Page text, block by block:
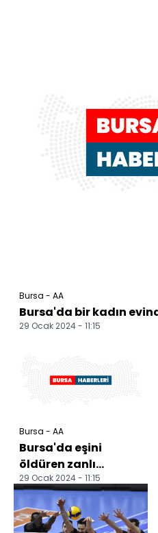
Bursa - AA
Bursa'da bir kadın
29 Ocak 2024 - 11:15
Bursa - AA
Bursa'da eşini
öldüren zanlı
yakalandı
29 Ocak 2024 - 11:15